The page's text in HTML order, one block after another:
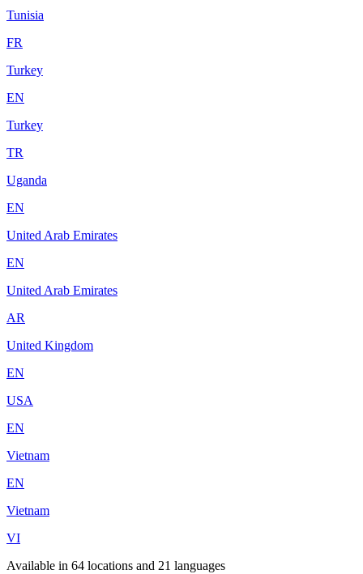
Tunisia
FR
Turkey
EN
Turkey
TR
Uganda
EN
United Arab Emirates
EN
United Arab Emirates
AR
United Kingdom
EN
USA
EN
Vietnam
EN
Vietnam
VI
Available in 64 locations and 21 languages